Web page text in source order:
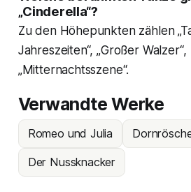
„Cinderella“?
Zu den Höhepunkten zählen
Jahreszeiten“, „Großer Walzer“,
„Mitternachtsszene“.
Verwandte Werke
Romeo und Julia
Der Nussknacker